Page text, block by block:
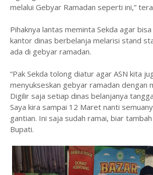
melalui Gebyar Ramadan seperti ini,”
Pihaknya lantas meminta Sekda agar
kantor dinas berbelanja melarisi stand
ada di gebyar ramadan.
“Pak Sekda tolong diatur agar ASN kita
menyukseskan gebyar ramadan dengan
Digilir saja setiap dinas belanjanya
Saya kira sampai 12 Maret nanti
gantian. Ini saja sudah ramai, biar tambah
Bupati.